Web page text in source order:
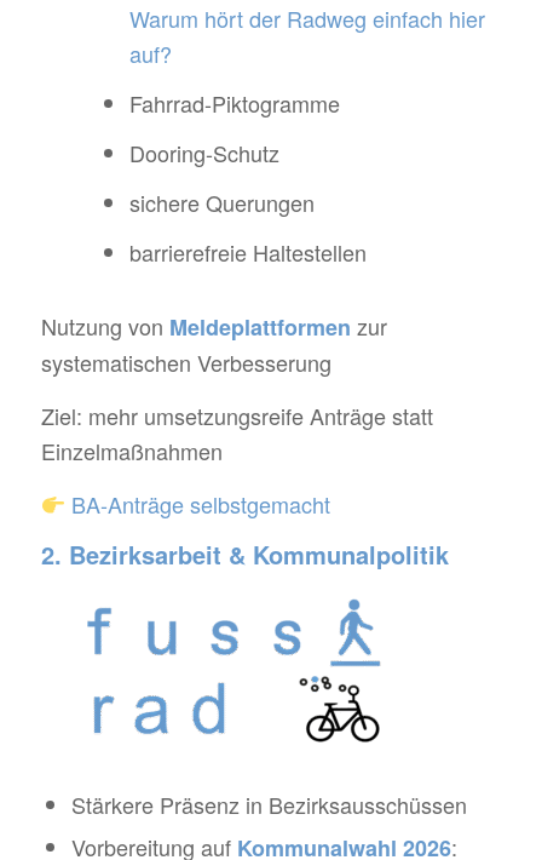
Warum hört der Radweg einfach hier
auf?
Fahrrad-Piktogramme
Dooring-Schutz
sichere Querungen
barrierefreie Haltestellen
Nutzung von Meldeplattformen zur
systematischen Verbesserung
Ziel: mehr umsetzungsreife Anträge statt
Einzelmaßnahmen
BA-Anträge selbstgemacht
2. Bezirksarbeit & Kommunalpolitik
Stärkere Präsenz in Bezirksausschüssen
Vorbereitung auf Kommunalwahl 2026: